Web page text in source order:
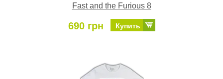
Fast and the Furious 8
690 грн Купить